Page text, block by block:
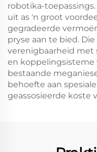
robotika-
uit as 'n groot
gegradeerde
pryse aan te bied. Die
verenigbaarheid met
en koppelingsisteme
bestaande
behoefte aan
geassosieerde koste